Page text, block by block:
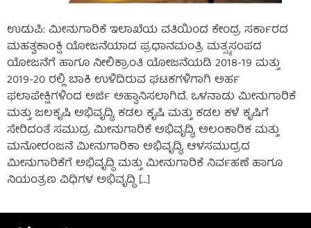
ಉಡುಪಿ: ಮೀನುಗಾರಿಕೆ ಇಲಾಖೆಯ ವತಿಯಿಂದ ಕೇಂದ್ರ ಸರ್ಕಾರದ
ಮಹತ್ವಕಾಂಕ್ಷಿ ಯೋಜನೆಯಾದ ಪ್ರಧಾನಮಂತ್ರಿ ಮತ್ಸ್ಯಸಂಪದ
ಯೋಜನೆಗೆ ಹಾಗೂ ನೀಲಿಕ್ರಾಂತಿ ಯೋಜನೆಯಡಿ 2018-19 ಮತ್ತು
2019-20 ರಲ್ಲಿ ಬಾಕಿ ಉಳಿದಿರುವ ಘಟಕಗಳಿಗಾಗಿ ಅರ್ಹ
ಫಲಾಪೇಕ್ಷಿಗಳಿಂದ ಅರ್ಜಿ ಅಹ್ವಾನಿಸಲಾಗಿದೆ. ಒಳನಾಡು ಮೀನುಗಾರಿಕೆ
ಮತ್ತು ಜಲಕೃಷಿ ಅಭಿವೃದ್ಧಿ, ಕಡಲ ಕೃಷಿ ಮತ್ತು ಕಡಲ ಕಳೆ ಕೃಷಿಗೆ
ಸೇರಿದಂತೆ ಸಮುದ್ರ ಮೀನುಗಾರಿಕೆ ಅಭಿವೃದ್ಧಿ, ಅಲಂಕಾರಿಕ ಮತ್ತು
ಮನೋರಂಜನೆ ಮೀನುಗಾರಿಕಾ ಅಭಿವೃದ್ಧಿ, ಆಳಸಮುದ್ರದ
ಮೀನುಗಾರಿಕೆಗೆ ಅಭಿವೃದ್ಧಿ ಮತ್ತು ಮೀನುಗಾರಿಕೆ ನಿರ್ವಹಣೆ ಹಾಗೂ
ನಿಯಂತ್ರಣ ವಿಧಿಗಳ ಅಭಿವೃದ್ಧಿ […]